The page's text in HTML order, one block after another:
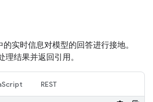
实时信息对模型的回答进行接地。
理结果并返回引用。
REST